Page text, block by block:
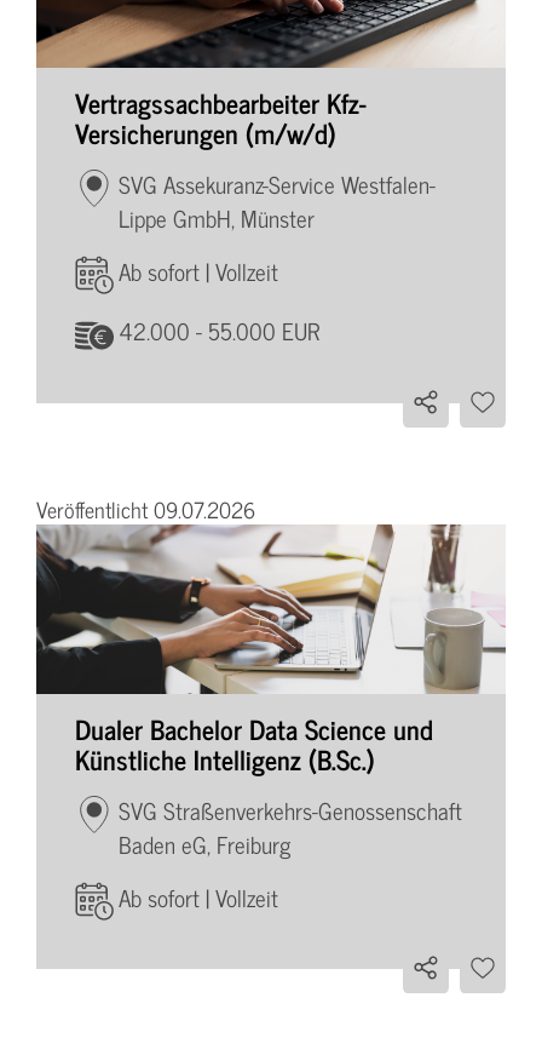
Vertragssachbearbeiter Kfz-
Versicherungen (m/w/d)
SVG Assekuranz-Service Westfalen-
Lippe GmbH, Münster
Ab sofort | Vollzeit
42.000 - 55.000 EUR
Veröffentlicht 09.07.2026
Dualer Bachelor Data Science und
Künstliche Intelligenz (B.Sc.)
SVG Straßenverkehrs-Genossenschaft
Baden eG, Freiburg
Ab sofort | Vollzeit